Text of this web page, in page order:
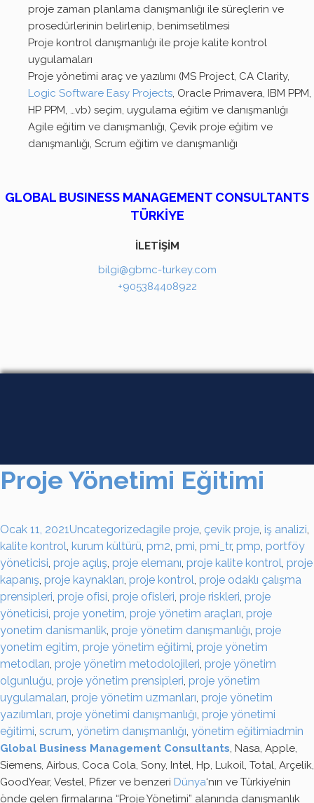
proje zaman planlama danışmanlığı ile süreçlerin ve
prosedürlerinin belirlenip, benimsetilmesi
Proje kontrol danışmanlığı ile proje kalite kontrol
uygulamaları
Proje yönetimi araç ve yazılımı (MS Project, CA Clarity,
Logic Software Easy Projects, Oracle Primavera, IBM PPM,
HP PPM, …vb) seçim, uygulama eğitim ve danışmanlığı
Agile eğitim ve danışmanlığı, Çevik proje eğitim ve
danışmanlığı, Scrum eğitim ve danışmanlığı
GLOBAL BUSINESS MANAGEMENT CONSULTANTS
TÜRKİYE
İLETİŞİM
bilgi@gbmc-turkey.com
+905384408922
Proje Yönetimi Eğitimi
Ocak 11, 2021Uncategorizedagile proje, çevik proje, iş analizi,
kalite kontrol, kurum kültürü, pm2, pmi, pmi_tr, pmp, portföy
yöneticisi, proje açılış, proje elemanı, proje kalite kontrol, proje
kapanış, proje kaynakları, proje kontrol, proje odaklı çalışma
prensipleri, proje ofisi, proje ofisleri, proje riskleri, proje
yöneticisi, proje yonetim, proje yönetim araçları, proje
yonetim danismanlik, proje yönetim danışmanlığı, proje
yonetim egitim, proje yönetim eğitimi, proje yönetim
metodları, proje yönetim metodolojileri, proje yönetim
olgunluğu, proje yönetim prensipleri, proje yönetim
uygulamaları, proje yönetim uzmanları, proje yönetim
yazılımları, proje yönetimi danışmanlığı, proje yönetimi
eğitimi, scrum, yönetim danışmanlığı, yönetim eğitimiadmin
Global Business Management Consultants, Nasa, Apple,
Siemens, Airbus, Coca Cola, Sony, Intel, Hp, Lukoil, Total, Arçelik,
GoodYear, Vestel, Pfizer ve benzeri Dünya‘nın ve Türkiye’nin
önde gelen firmalarına “Proje Yönetimi” alanında danışmanlık